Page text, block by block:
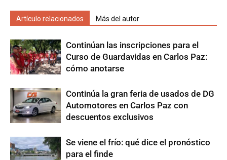
Artículo relacionados Más del autor
Continúan las inscripciones para el
Curso de Guardavidas en Carlos Paz:
cómo anotarse
Continúa la gran feria de usados de DG
Automotores en Carlos Paz con
descuentos exclusivos
Se viene el frío: qué dice el pronóstico
para el finde